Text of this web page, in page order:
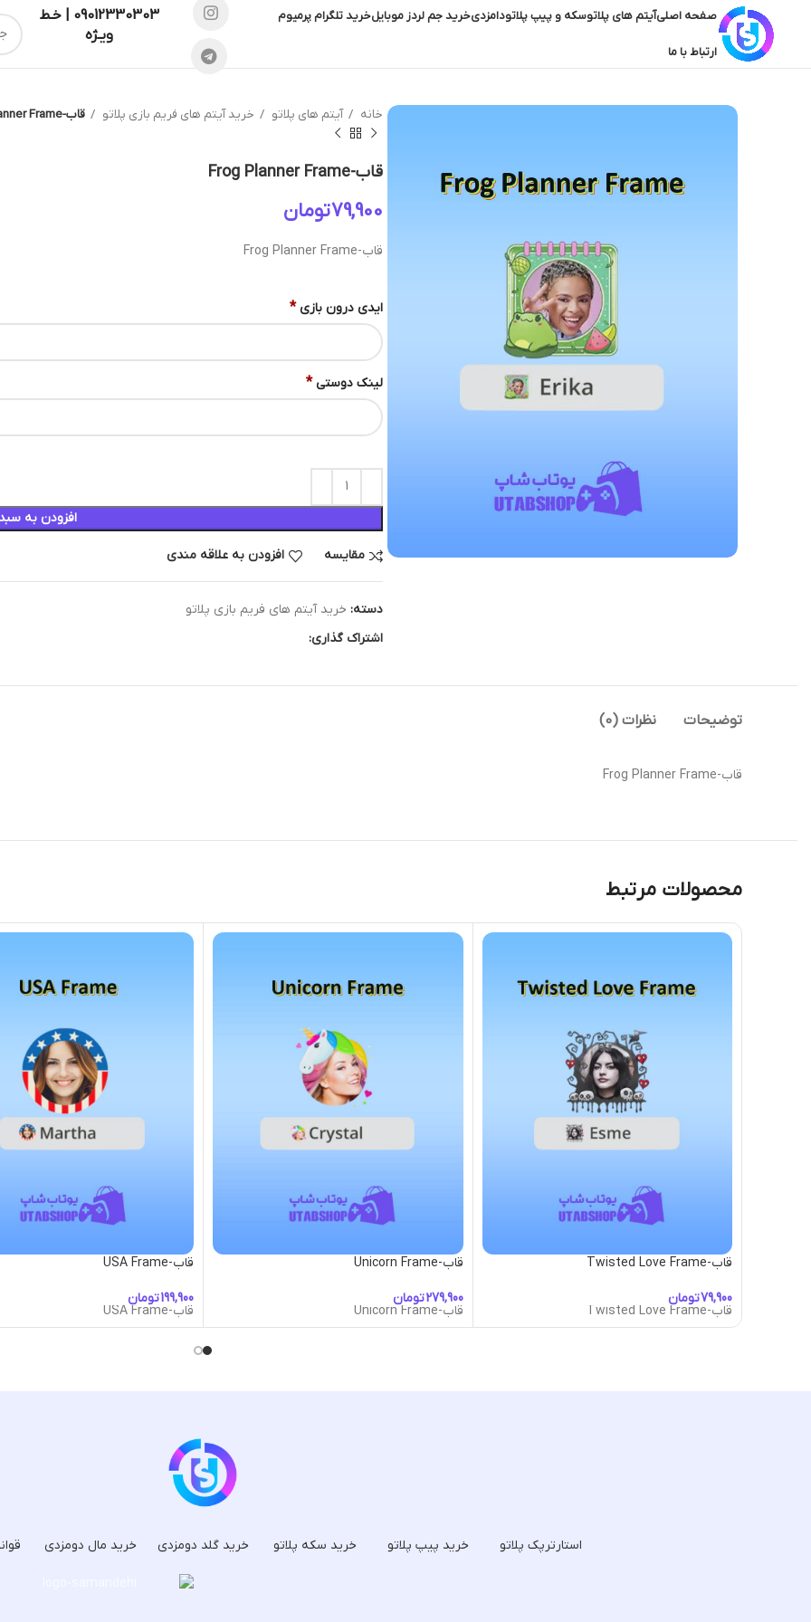
صفحه اصلیآیتم های پلاتوسکه و پیپ پلاتودامزدیخرید جم لردز موبایلخرید تلگرام پرمیوم
ارتباط با ما
09012330303 | خـط
ویـژه
خانه آیتم های پلاتو خرید آیتم های فریم بازی پلاتو قاب-Frog Planner Frame
قاب-Frog Planner Frame
تومان
قاب-Frog Planner Frame
ایدی درون بازی *
لینک دوستی *
افزودن به
مقایسه افزودن به علاقه مندی
دسته: خرید آیتم های فریم بازی پلاتو
اشتراک گذاری:
توضیحات نظرات (0)
قاب-Frog Planner Frame
محصولات مرتبط
قاب-Twisted Love Frame
تومان
قاب-Twisted Love Frame
قاب-Unicorn Frame
تومان
قاب-Unicorn Frame
قاب-USA Frame
تومان
قاب-USA Frame
استارترپک پلاتو خرید پیپ پلاتو خرید سکه پلاتو خرید گلد دومزدی خرید مال دومزدی